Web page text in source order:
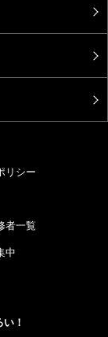
リシー
者一覧
中
！